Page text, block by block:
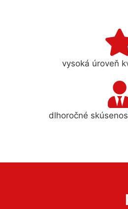
vysoká úroveň
dlhoročné